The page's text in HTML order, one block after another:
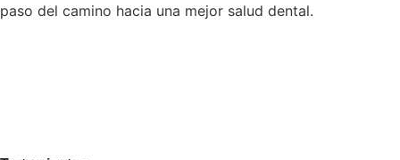
paso del camino hacia una mejor salud dental.